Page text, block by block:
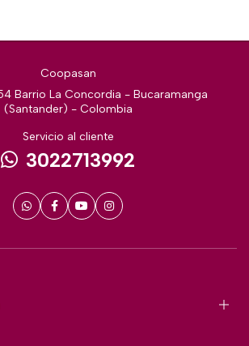
Coopasan
Barrio La Concordia - Bucaramanga
(Santander) - Colombia
Servicio al cliente
3022713992